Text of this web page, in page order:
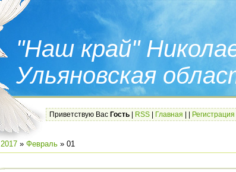
"Наш край"
Ульяновская
Приветствую Вас Гость RSS Главная Регистрация
2017 » Февраль » 01